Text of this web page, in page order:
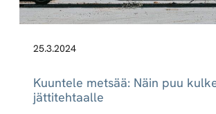
25.3.2024
Kuuntele metsää: Näin puu
jättitehtaalle